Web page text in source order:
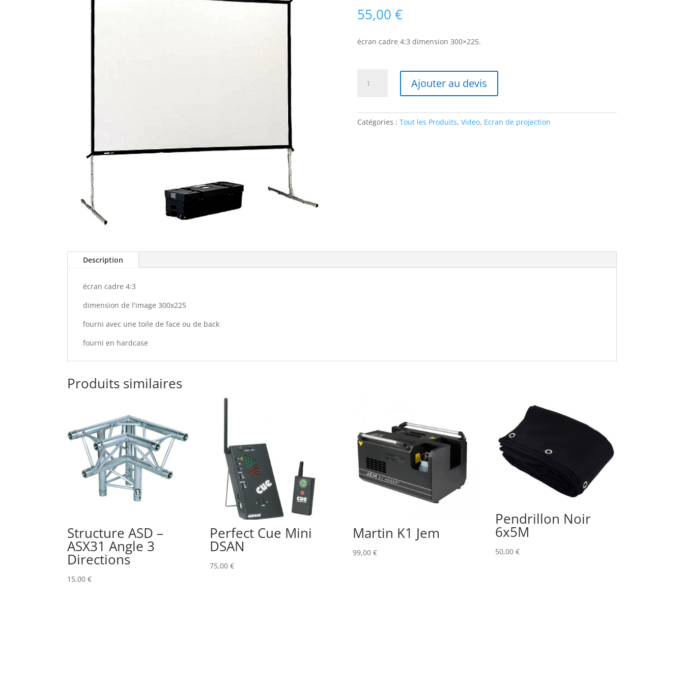
55,00 €
écran cadre 4:3 dimension 300×225.
4:3
Ajouter au devis
Catégories : Tout les Produits, Video, Ecran de projection
Description
écran cadre 4:3
dimension de l'image 300x225
fourni avec une toile de face ou de back
fourni en hardcase
Produits similaires
Structure ASD –
ASX31 Angle 3
Directions
15,00 €
Perfect Cue Mini
DSAN
75,00€
Martin K1 Jem
99,00 €
Pendrillon Noir
6x5M
50,00 €